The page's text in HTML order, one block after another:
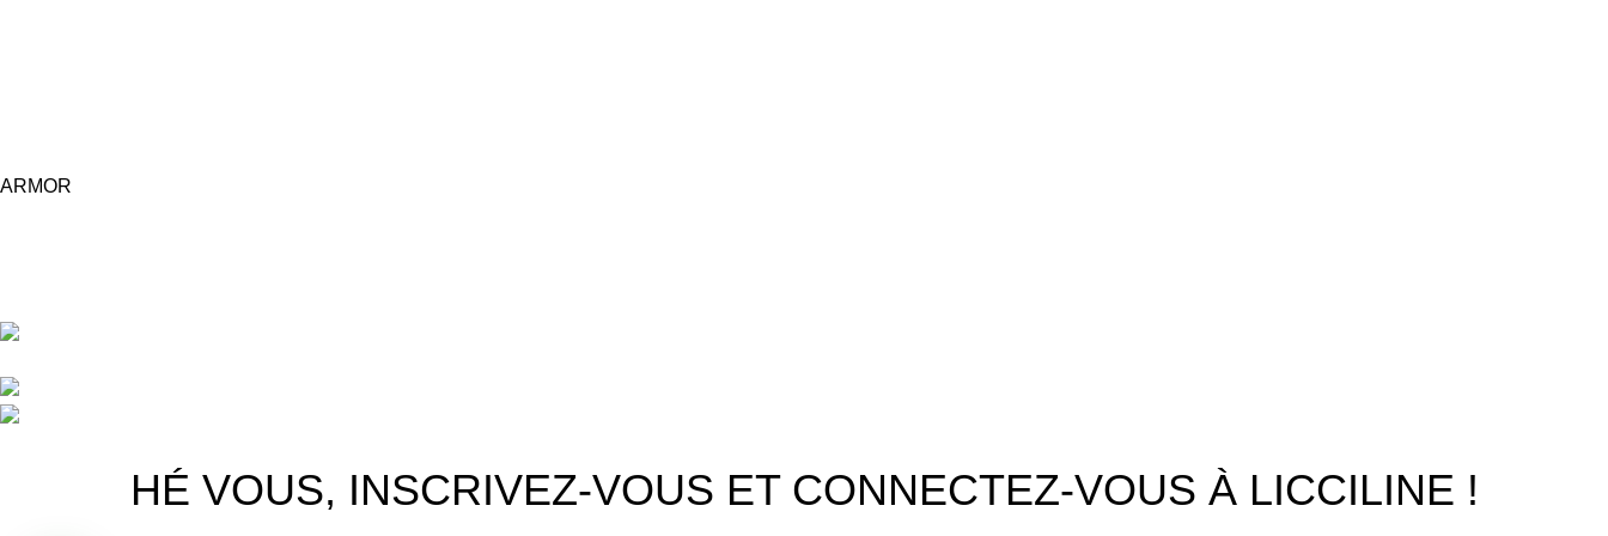
ARMOR
HÉ VOUS, INSCRIVEZ-VOUS ET CONNECTEZ-VOUS À LICCILINE !